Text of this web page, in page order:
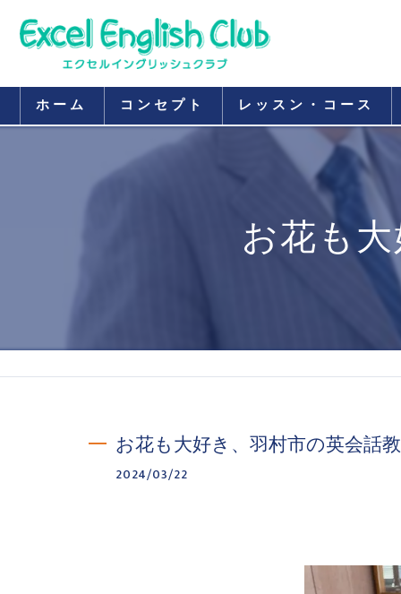
ホーム コンセプト レッスン・コース
お花も
お花も大好き、羽村市の英会話
2024/03/22